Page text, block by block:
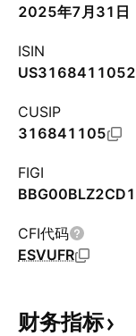
2025年7月31日
ISIN
US3168411052
CUSIP
316841105
FIGI
BBG00BLZ2CD1
CFI代码
ESVUFR
财务指标